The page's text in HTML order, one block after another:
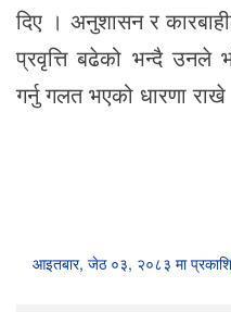
दिए । अनुशासन र
प्रवृत्ति बढेको भन्दै उनले
गर्नु गलत भएको धारणा
आइतबार, जेठ ०३, २०८३ मा